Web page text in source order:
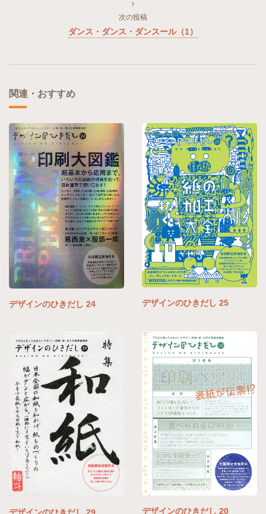
次の投稿
ダンス・ダンス・ダンスール（1）
関連・おすすめ
デザインのひきだし 24 デザインのひきだし 25
デザインのひきだし 20